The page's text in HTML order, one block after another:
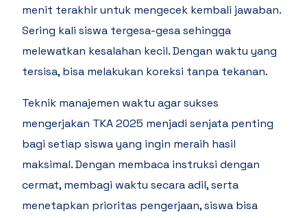
menit terakhir untuk mengecek kembali jawaban.
Sering kali siswa tergesa-gesa sehingga
melewatkan kesalahan kecil. Dengan waktu yang
tersisa, bisa melakukan koreksi tanpa tekanan.
Teknik manajemen waktu agar sukses
mengerjakan TKA 2025 menjadi senjata penting
bagi setiap siswa yang ingin meraih hasil
maksimal. Dengan membaca instruksi dengan
cermat, membagi waktu secara adil, serta
menetapkan prioritas pengerjaan, siswa bisa